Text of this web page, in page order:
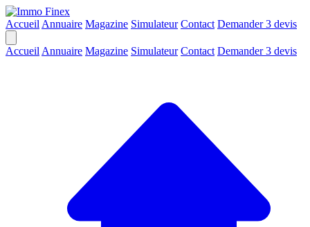
Accueil Annuaire Magazine Simulateur Contact Demander 3 devis
Accueil Annuaire Magazine Simulateur Contact Demander 3 devis